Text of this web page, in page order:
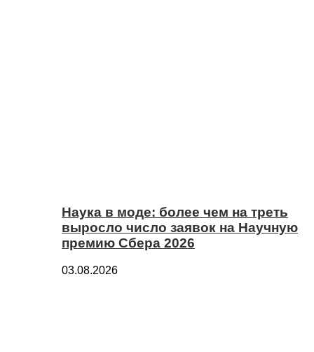
Наука в моде: более чем на треть
выросло число заявок на Научную
премию Сбера 2026
03.08.2026